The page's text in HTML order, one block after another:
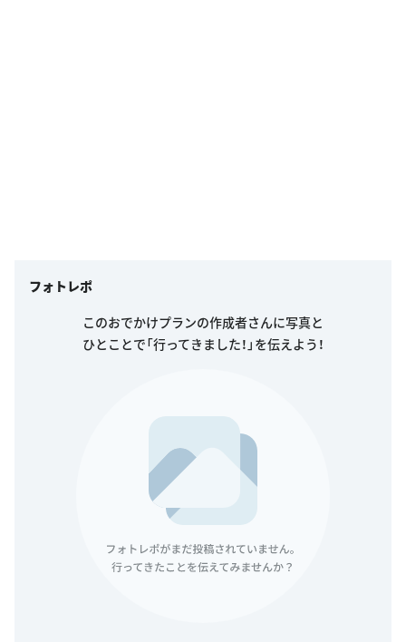
フォトレポ
このおでかけプランの作成者さんに写真と
ひとことで「行ってきました！」を伝えよう！